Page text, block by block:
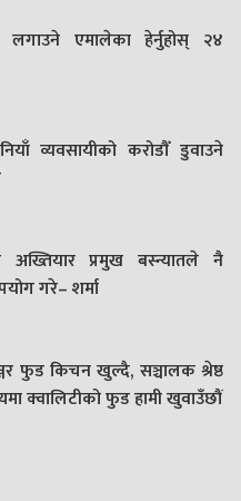
लगाउने एमालेका हेर्नुहोस् २४
व्यवसायीको करोडौँ डुवाउने
अख्तियार प्रमुख बस्न्यातले नै
गरे– शर्मा
फुड किचन खुल्दै, सञ्चालक श्रेष्ठ
क्वालिटीको फुड हामी खुवाउँछौं